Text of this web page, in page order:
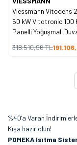
İndirim
Viessmann Vitodens
60 kW Vitotronic 100
Panelli Yoğuşmalı
318.510,96TL
%40’a Varan
Kışa hazır olun!
POMEKA Isıtma